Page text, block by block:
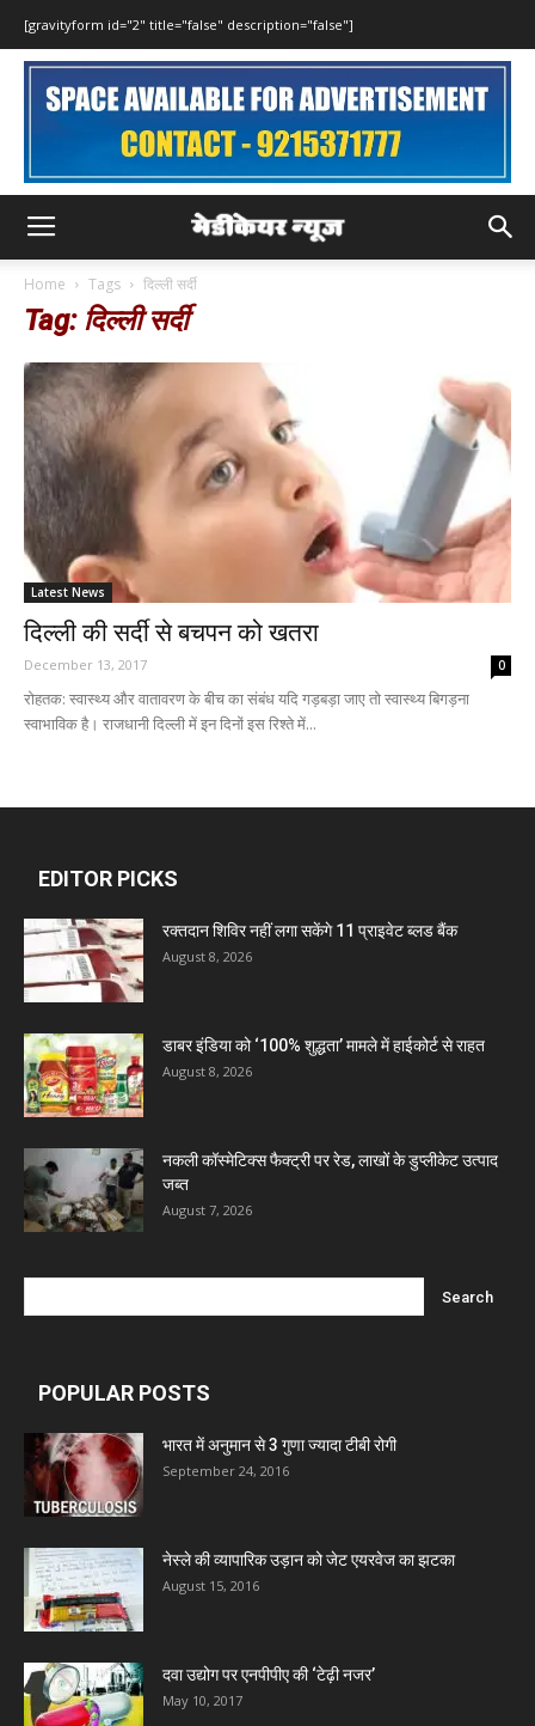
[gravityform id="2" title="false" description="false"]
Home Tags दिल्ली सर्दी
Tag: दिल्ली सर्दी
Latest News
दिल्ली की सर्दी से बचपन को खतरा
December 13, 2017 0
रोहतक: स्वास्थ्य और वातावरण के बीच का संबंध यदि गड़बड़ा जाए तो स्वास्थ्य बिगड़ना
स्वाभाविक है। राजधानी दिल्ली में इन दिनों इस रिश्ते में...
EDITOR PICKS
रक्तदान शिविर नहीं लगा सकेंगे 11 प्राइवेट ब्लड बैंक
August 8, 2026
डाबर इंडिया को ‘100% शुद्धता’ मामले में हाईकोर्ट से राहत
August 8, 2026
नकली कॉस्मेटिक्स फैक्ट्री पर रेड, लाखों के डुप्लीकेट उत्पाद
जब्त
August 7, 2026
POPULAR POSTS
भारत में अनुमान से 3 गुणा ज्यादा टीबी रोगी
September 24, 2016
नेस्ले की व्यापारिक उड़ान को जेट एयरवेज का झटका
August 15, 2016
दवा उद्योग पर एनपीपीए की ‘टेढ़ी नजर’
May 10, 2017